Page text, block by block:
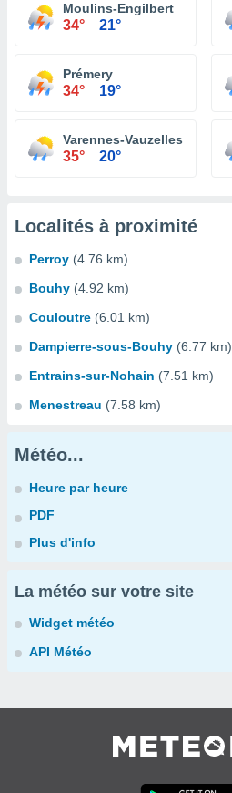
Moulins-Engilbert
34° 21°
Prémery
34° 19°
Varennes-Vauzelles
35° 20°
Localités à proximité
Perroy (4.76 km)
Bouhy (4.92 km)
Couloutre (6.01 km)
Dampierre-sous-Bouhy (6.77 km)
Entrains-sur-Nohain (7.51 km)
Menestreau (7.58 km)
Météo...
Heure par heure
PDF
Plus d'info
La météo sur votre site
Widget météo
API Météo